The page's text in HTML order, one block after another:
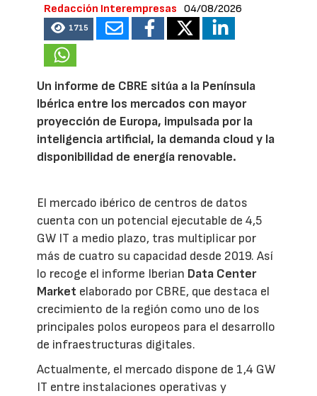
Redacción Interempresas 04/08/2026
1715
Un informe de CBRE sitúa a la Península
Ibérica entre los mercados con mayor
proyección de Europa, impulsada por la
inteligencia artificial, la demanda cloud y la
disponibilidad de energía renovable.
El mercado ibérico de centros de datos
cuenta con un potencial ejecutable de 4,5
GW IT a medio plazo, tras multiplicar por
más de cuatro su capacidad desde 2019. Así
lo recoge el informe Iberian Data Center
Market elaborado por CBRE, que destaca el
crecimiento de la región como uno de los
principales polos europeos para el desarrollo
de infraestructuras digitales.
Actualmente, el mercado dispone de 1,4 GW
IT entre instalaciones operativas y